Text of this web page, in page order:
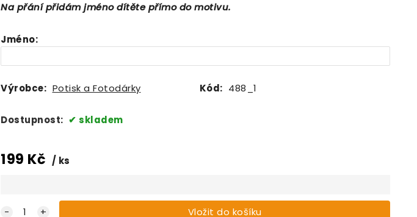
Na přání přidám jméno dítěte přímo do motivu.
Jméno:
Výrobce: Potisk a Fotodárky Kód: 488_1
Dostupnost: skladem
199 Kč ks